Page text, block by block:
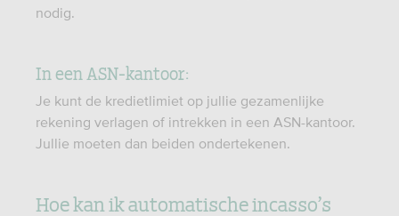
nodig.
In een ASN-kantoor:
Je kunt de kredietlimiet op jullie gezamenlijke
rekening verlagen of intrekken in een ASN-kantoor.
Jullie moeten dan beiden ondertekenen.
Hoe kan ik automatische incasso’s